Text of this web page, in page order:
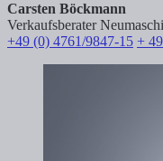
Carsten Böckmann
Verkaufsberater
+49 (0) 4761/9847-15 +